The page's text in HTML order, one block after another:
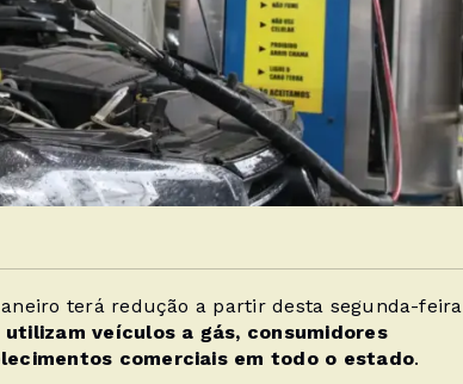
terá redução a partir desta segunda-feira
veículos a gás, consumidores
comerciais em todo o estado.